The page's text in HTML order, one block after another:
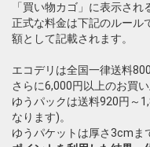
「買い物カゴ」に表示され
正式な料金は下記のルール
額として記載されます。
エコデリは全国一律送料
さらに6,000円以上のお買
ゆうパックは送料920円～
なります)。
ゆうパケットは厚さ3cmま